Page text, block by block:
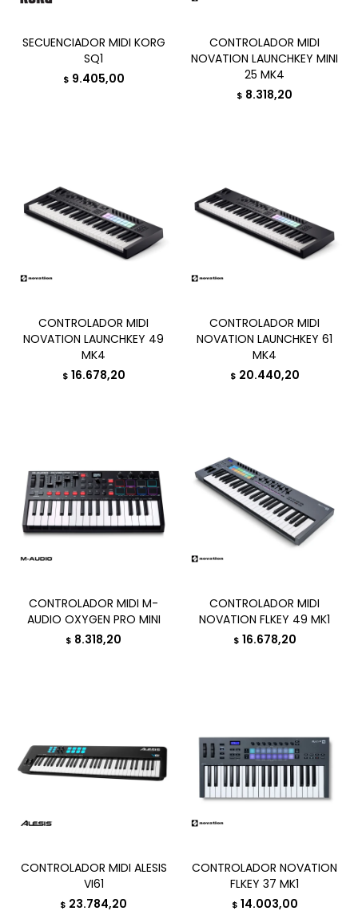
SECUENCIADOR MIDI KORG
SQ1
$ 9.405,00
CONTROLADOR MIDI
NOVATION LAUNCHKEY MINI
25 MK4
$ 8.318,20
CONTROLADOR MIDI
NOVATION LAUNCHKEY 49
MK4
$ 16.678,20
CONTROLADOR MIDI
NOVATION LAUNCHKEY 61
MK4
$ 20.440,20
CONTROLADOR MIDI M-
AUDIO OXYGEN PRO MINI
$ 8.318,20
CONTROLADOR MIDI
NOVATION FLKEY 49 MK1
$ 16.678,20
CONTROLADOR MIDI ALESIS
VI61
$ 23.784,20
CONTROLADOR NOVATION
FLKEY 37 MK1
$ 14.003,00